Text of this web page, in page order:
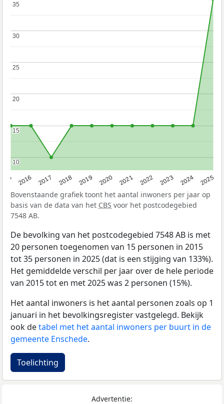
2016 2017 2018 2019 2020 2021 2022 2023 2024 2025
10
10
15
15
20
20
25
25
30
30
35
35
Bovenstaande grafiek toont het aantal inwoners per jaar op
basis van de data van het CBS voor het postcodegebied
7548 AB.
De bevolking van het postcodegebied 7548 AB is met
20 personen toegenomen van 15 personen in 2015
tot 35 personen in 2025 (dat is een stijging van 133%).
Het gemiddelde verschil per jaar over de hele periode
van 2015 tot en met 2025 was 2 personen (15%).
Het aantal inwoners is het aantal personen zoals op 1
januari in het bevolkingsregister vastgelegd. Bekijk
ook detabel met het aantal inwoners per buurt in de
gemeente Enschede.
Toelichting
Advertentie: